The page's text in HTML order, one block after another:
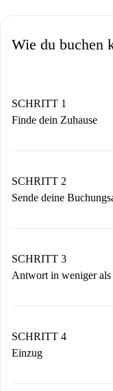
Wie du buchen
SCHRITT 1
Finde dein Zuhause
Du erhältst alle
SCHRITT 2
Sende deine
Denk daran,
Vermieter
SCHRITT 3
Antwort in weniger als
stellen den
Wenn der
SCHRITT 4
Einzug